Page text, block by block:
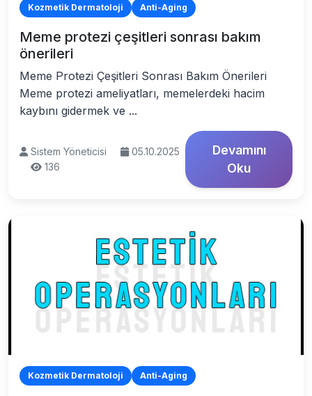
Kozmetik Dermatoloji Anti-Aging
Meme protezi çeşitleri sonrası bakım
önerileri
Meme Protezi Çeşitleri Sonrası Bakım Önerileri
Meme protezi ameliyatları, memelerdeki hacim
kaybını gidermek ve ...
Sistem Yöneticisi
05.10.2025
136
Devamını
Oku
Kozmetik Dermatoloji Anti-Aging